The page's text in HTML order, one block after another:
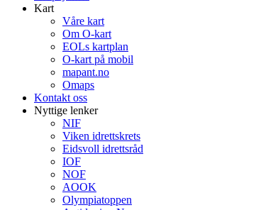
Kart
Våre kart
Om O-kart
EOLs kartplan
O-kart på mobil
mapant.no
Omaps
Kontakt oss
Nyttige lenker
NIF
Viken idrettskrets
Eidsvoll idrettsråd
IOF
NOF
AOOK
Olympiatoppen